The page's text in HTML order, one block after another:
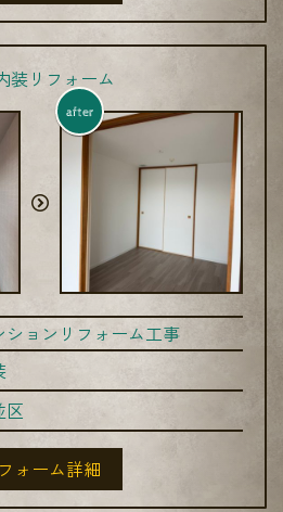
装リフォーム
after
ションリフォーム工事
区
ォーム詳細